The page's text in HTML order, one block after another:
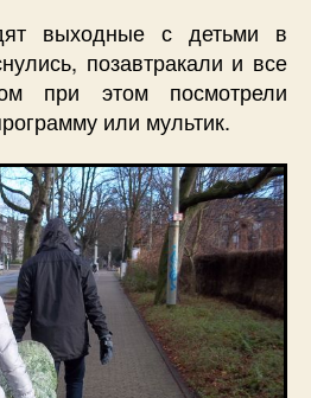
выходные с детьми в
позавтракали и все
при этом посмотрели
или мультик.